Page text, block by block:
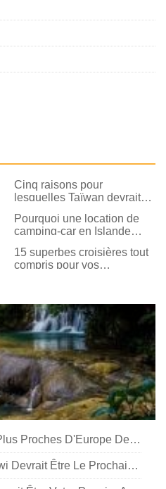
Cinq raisons pour
lesquelles Taïwan devrait
Pourquoi une location de
camping-car en Islande
aventure sur route ouverte
15 superbes croisières tout
compris pour vos
Pourquoi Les Îles Les Plus Proches D'Europe Devraient Être Votre Premier Voyage International L'année Prochaine
Voici Pourquoi Langkawi Devrait Être Le Prochain Sur Votre Liste